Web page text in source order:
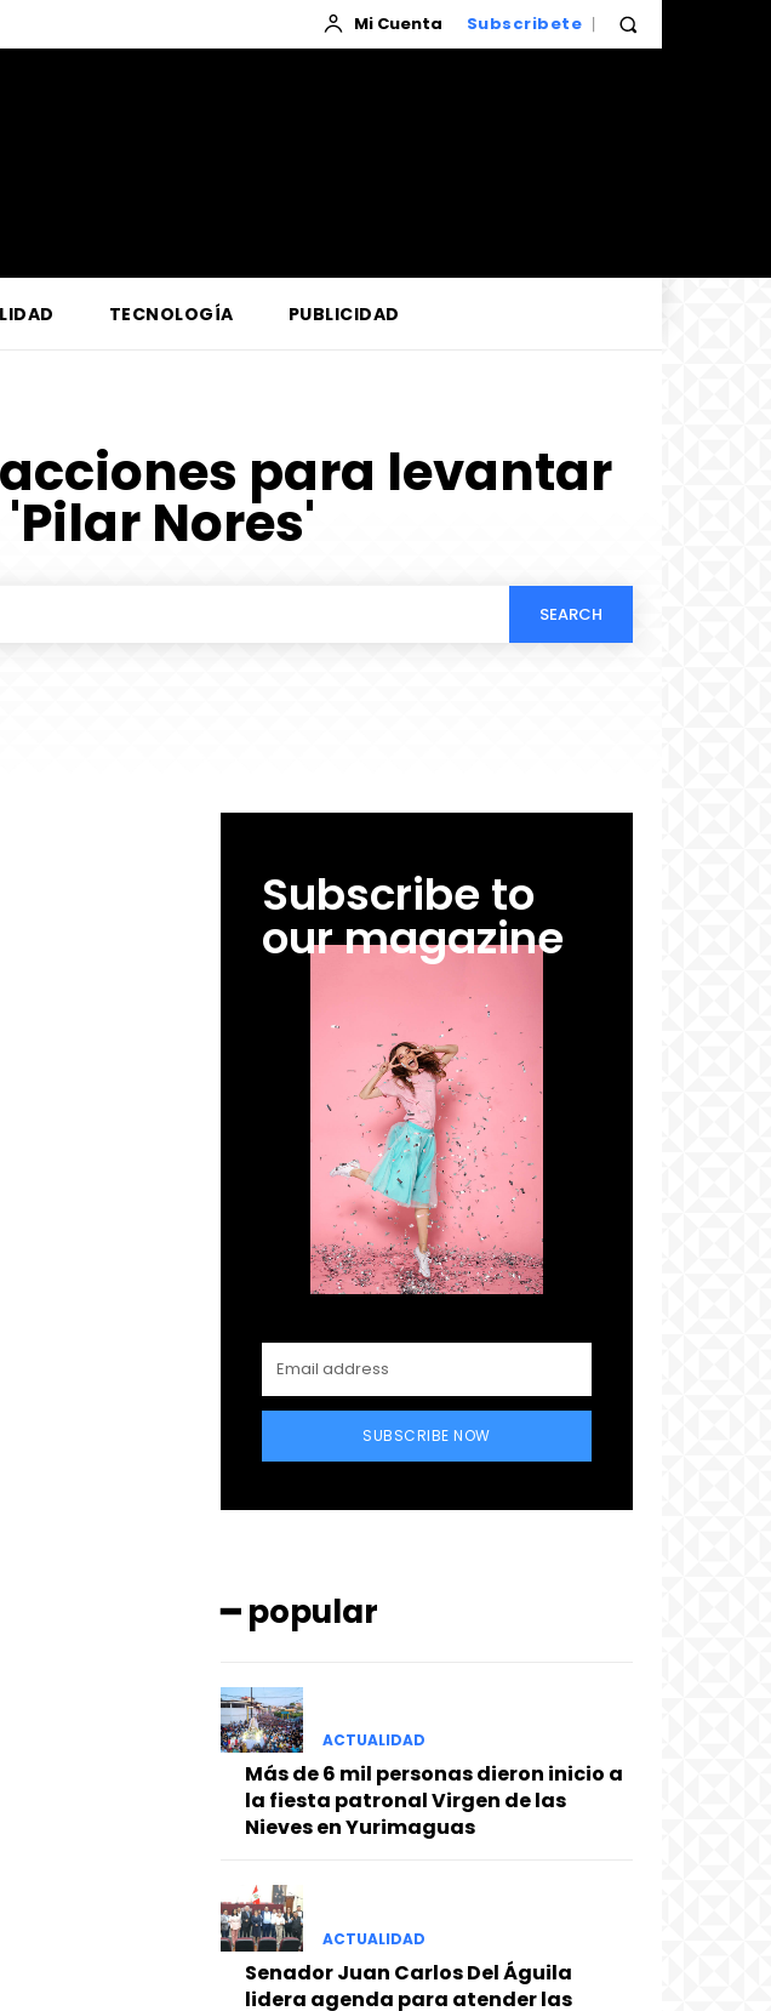
Mi Cuenta Subscribete
TECNOLOGÍA PUBLICIDAD
para levantar
Nores'
SEARCH
Subscribe to
our magazine
SUBSCRIBE NOW
━ popular
ACTUALIDAD
Más de 6 mil personas dieron inicio a
la fiesta patronal Virgen de las
Nieves en Yurimaguas
ACTUALIDAD
Senador Juan Carlos Del Águila
lidera agenda para atender las